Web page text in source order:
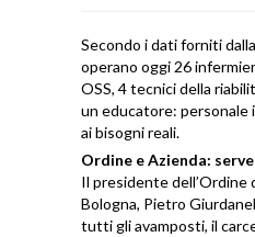
Secondo i dati forniti
operano oggi 26
OSS, 4 tecnici della
un educatore:
ai bisogni reali.
Ordine e Azienda:
Il presidente dell’Ordine
Bologna, Pietro
tutti gli avamposti, il